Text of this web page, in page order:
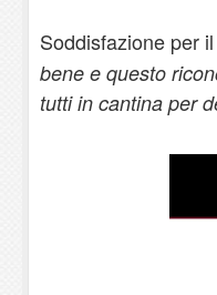
Soddisfazione per
bene e questo
tutti in cantina per